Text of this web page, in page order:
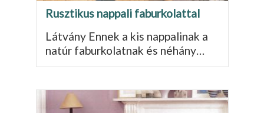
Rusztikus nappali faburkolattal
Látvány Ennek a kis nappalinak a
natúr faburkolatnak és néhány…